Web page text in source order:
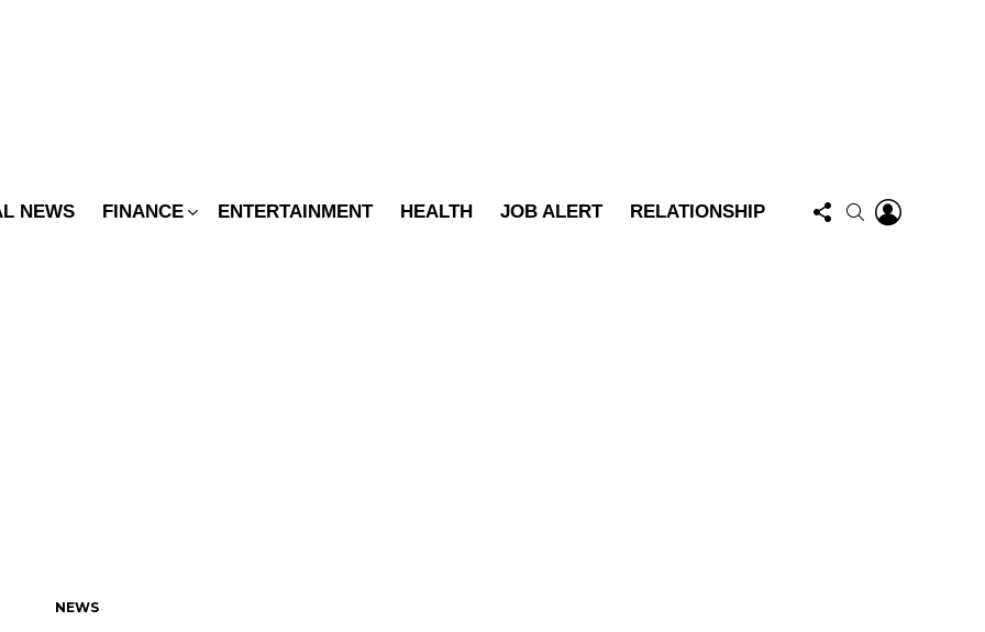
NEWS FINANCE ENTERTAINMENT HEALTH JOB ALERT RELATIONSHIP
FOLLOW
US
SEARCH
NEWS